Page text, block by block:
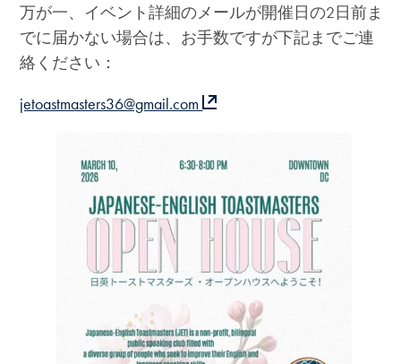
万が一、イベント詳細のメールが開催日の2日前ま
でに届かない場合は、お手数ですが下記までご連
絡ください：
jetoastmasters36@gmail.com